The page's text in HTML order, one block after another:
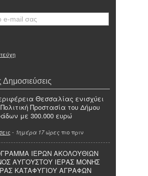
Θεσσαλίας ενισχύει
Προστασία του Δήμου
με 300.000 ευρώ
- 1ημέρα 17 ώρες πιο πριν
ΙΕΡΩΝ ΑΚΟΛΟΥΘΙΩΝ
ΑΥΓΟΥΣΤΟΥ ΙΕΡΑΣ ΜΟΝΗΣ
ΚΑΤΑΦΥΓΙΟΥ ΑΓΡΑΦΩΝ